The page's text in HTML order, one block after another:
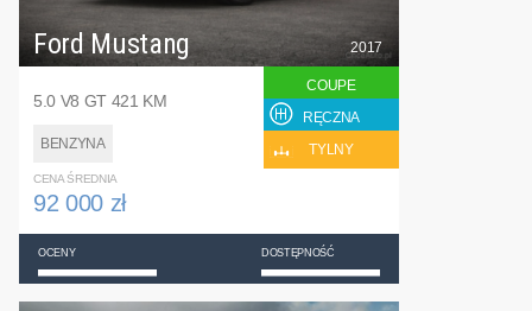
Ford Mustang
5.0 V8 GT 421 KM
BENZYNA
2017
COUPE
RĘCZNA
TYLNY
CENA ŚREDNIA
92 000 zł
OCENY DOSTĘPNOŚĆ